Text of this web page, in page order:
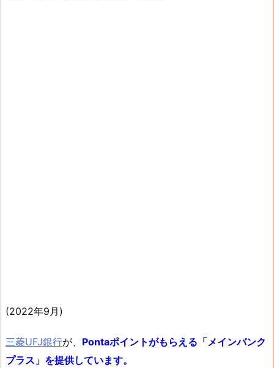
(2022年9月)
三菱UFJ銀行が、 Pontaポイントがもらえる「メインバンク
プラス」を提供しています。